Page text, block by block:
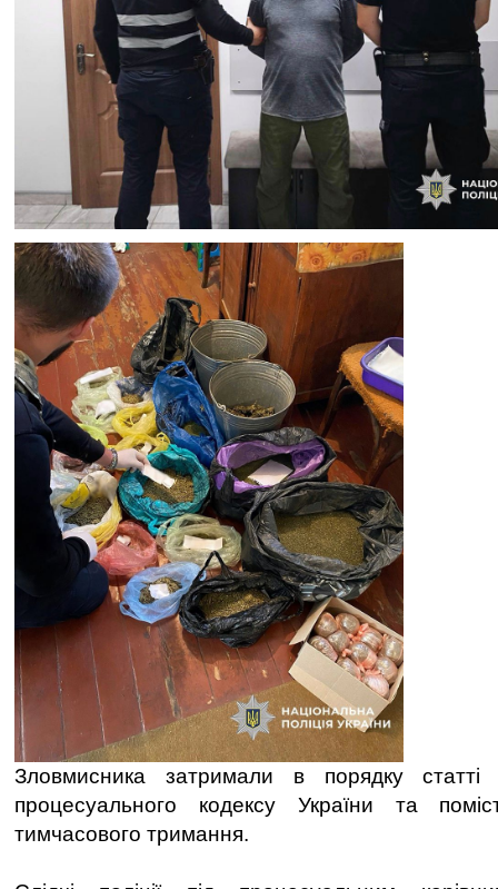
Зловмисника затримали в порядку статті
процесуального кодексу України та
тимчасового тримання.